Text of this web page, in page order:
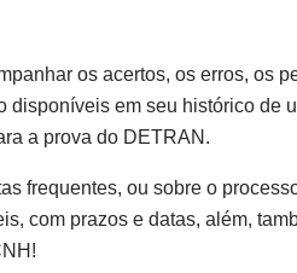
os acertos, os erros, os
disponíveis em seu histórico de
a prova do DETRAN.
frequentes, ou sobre o
com prazos e datas, além,